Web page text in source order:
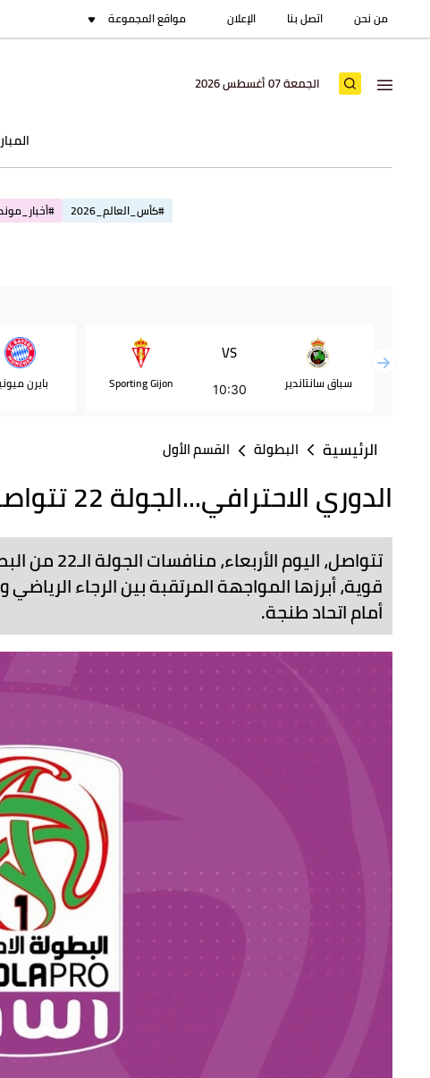
من نحن اتصل بنا الإعلان مواقع المجموعة
الجمعة 07 أغسطس 2026
#كأس_العالم_2026
سباق سانتاندير
VS
10:30
Sporting Gijon بايرن
الرئيسية البطولة القسم الأول
الدوري الاحترافي...الجولة 22 تتواصل بمباريات مثيرة وقوية
تتواصل،
قوية، أبرزها المواجهة المرتقبة بين الرجاء
أمام اتحاد طنجة.